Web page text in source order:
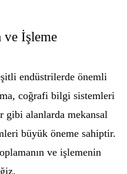
ve İşleme
endüstrilerde önemli
coğrafi bilgi sistemleri
gibi alanlarda mekansal
büyük öneme sahiptir.
ve işlemenin